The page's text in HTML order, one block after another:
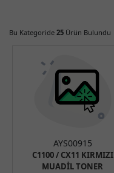
Bu Kategoride 25 Ürün Bulundu
AYS00915
C1100 / CX11 KIRMIZI
MUADİL TONER